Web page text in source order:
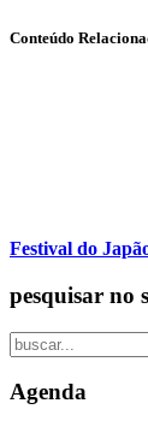
Conteúdo
Festival do
pesquisar no
Agenda